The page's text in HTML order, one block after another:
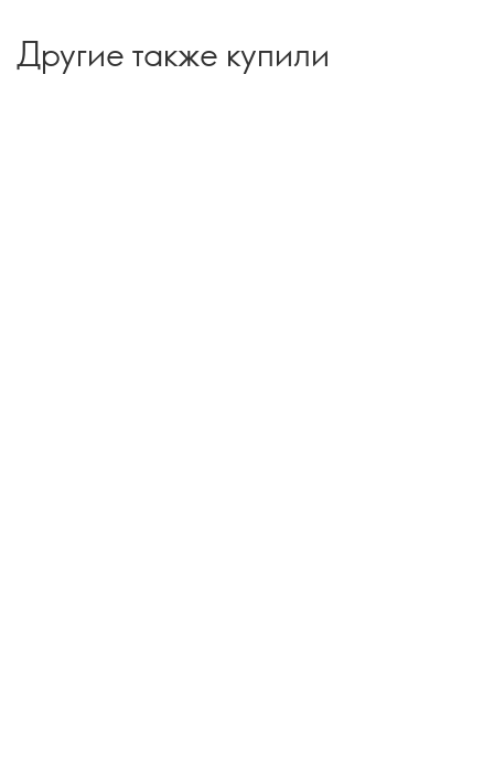
*По результатам потребительского тестирования
Другие также купили